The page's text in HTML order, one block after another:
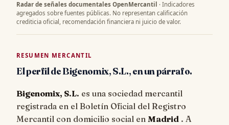
Radar de señales documentales OpenMercantil · Indicadores
agregados sobre fuentes públicas. No representan calificación
crediticia oficial, recomendación financiera ni juicio de valor.
RESUMEN MERCANTIL
El perfil de Bigenomix, S.L., en un párrafo.
Bigenomix, S.L. es una sociedad mercantil
registrada en el Boletín Oficial del Registro
Mercantil con domicilio social en Madrid . A